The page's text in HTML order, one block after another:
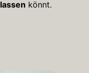
lassen könnt.